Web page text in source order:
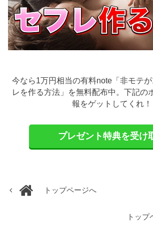
今なら1万円相当の有料note「非モテ
レを作る方法」を無料配布中。下記の
報をゲットしてくれ！
プレゼント特典を受け
トップページへ
トップ